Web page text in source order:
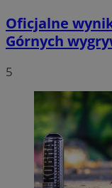
Oficjalne
Górnych
5